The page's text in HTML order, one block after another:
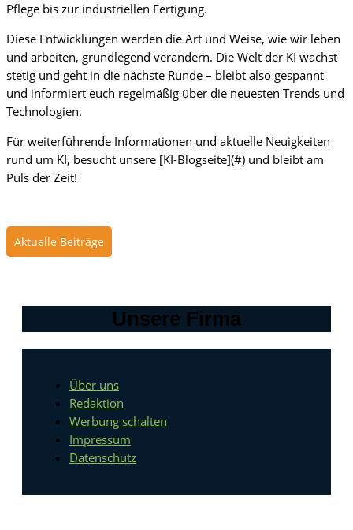
Pflege bis zur industriellen Fertigung.
Diese Entwicklungen werden die Art und Weise, wie wir leben
und arbeiten, grundlegend verändern. Die Welt der KI wächst
stetig und geht in die nächste Runde – bleibt also gespannt
und informiert euch regelmäßig über die neuesten Trends und
Technologien.
Für weiterführende Informationen und aktuelle Neuigkeiten
rund um KI, besucht unsere [KI-Blogseite](#) und bleibt am
Puls der Zeit!
Aktuelle Beiträge
Unsere Firma
Über uns
Redaktion
Werbung schalten
Impressum
Datenschutz